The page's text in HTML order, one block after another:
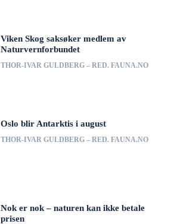
Viken Skog saksøker medlem av
Naturvernforbundet
THOR-IVAR GULDBERG – RED. FAUNA.NO
Oslo blir Antarktis i august
THOR-IVAR GULDBERG – RED. FAUNA.NO
Nok er nok – naturen kan ikke betale
prisen